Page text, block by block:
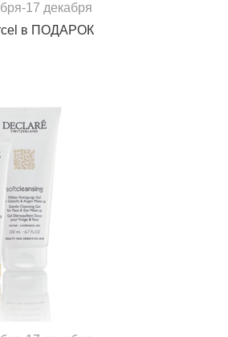
17 декабря
в ПОДАРОК